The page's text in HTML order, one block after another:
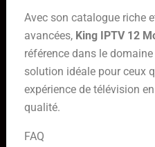
Avec son catalogue riche
avancées, King IPTV 12
référence dans le domaine
solution idéale pour ceux
expérience de télévision
qualité.
FAQ